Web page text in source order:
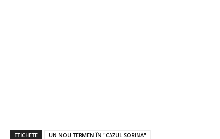
ETICHETE UN NOU TERMEN ÎN "CAZUL SORINA"